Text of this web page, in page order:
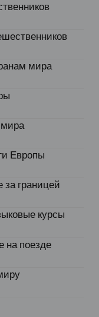
мира
Европы
за границей
курсы
на поезде